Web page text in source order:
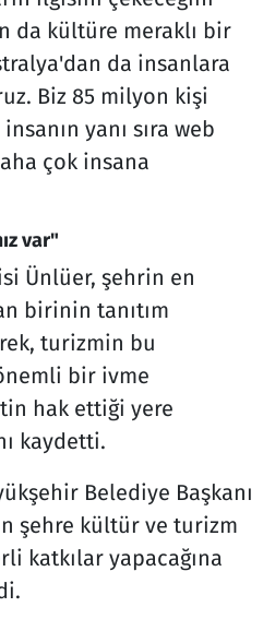
da kültüre meraklı bir
da insanlara
Biz 85 milyon kişi
yanı sıra web
çok insana
var"
Ünlüer, şehrin en
birinin tanıtım
turizmin bu
bir ivme
hak ettiği yere
kaydetti.
Belediye Başkanı
şehre kültür ve turizm
katkılar yapacağına